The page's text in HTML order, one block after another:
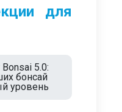
для
5.0:
бонсай
уровень